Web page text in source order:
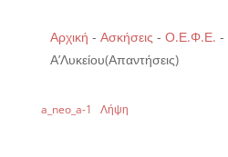
Αρχική - Ασκήσεις - Ο.Ε.Φ.Ε. -
Α’Λυκείου(Απαντήσεις)
a_neo_a-1 Λήψη